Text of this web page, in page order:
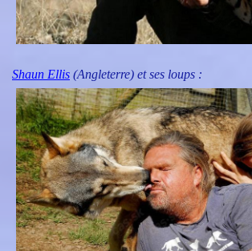
Shaun Ellis (Angleterre) et ses loups :